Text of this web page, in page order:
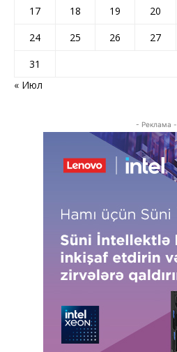
17
18 19 20
24
25 26 27
31
« Июл
- Реклама -